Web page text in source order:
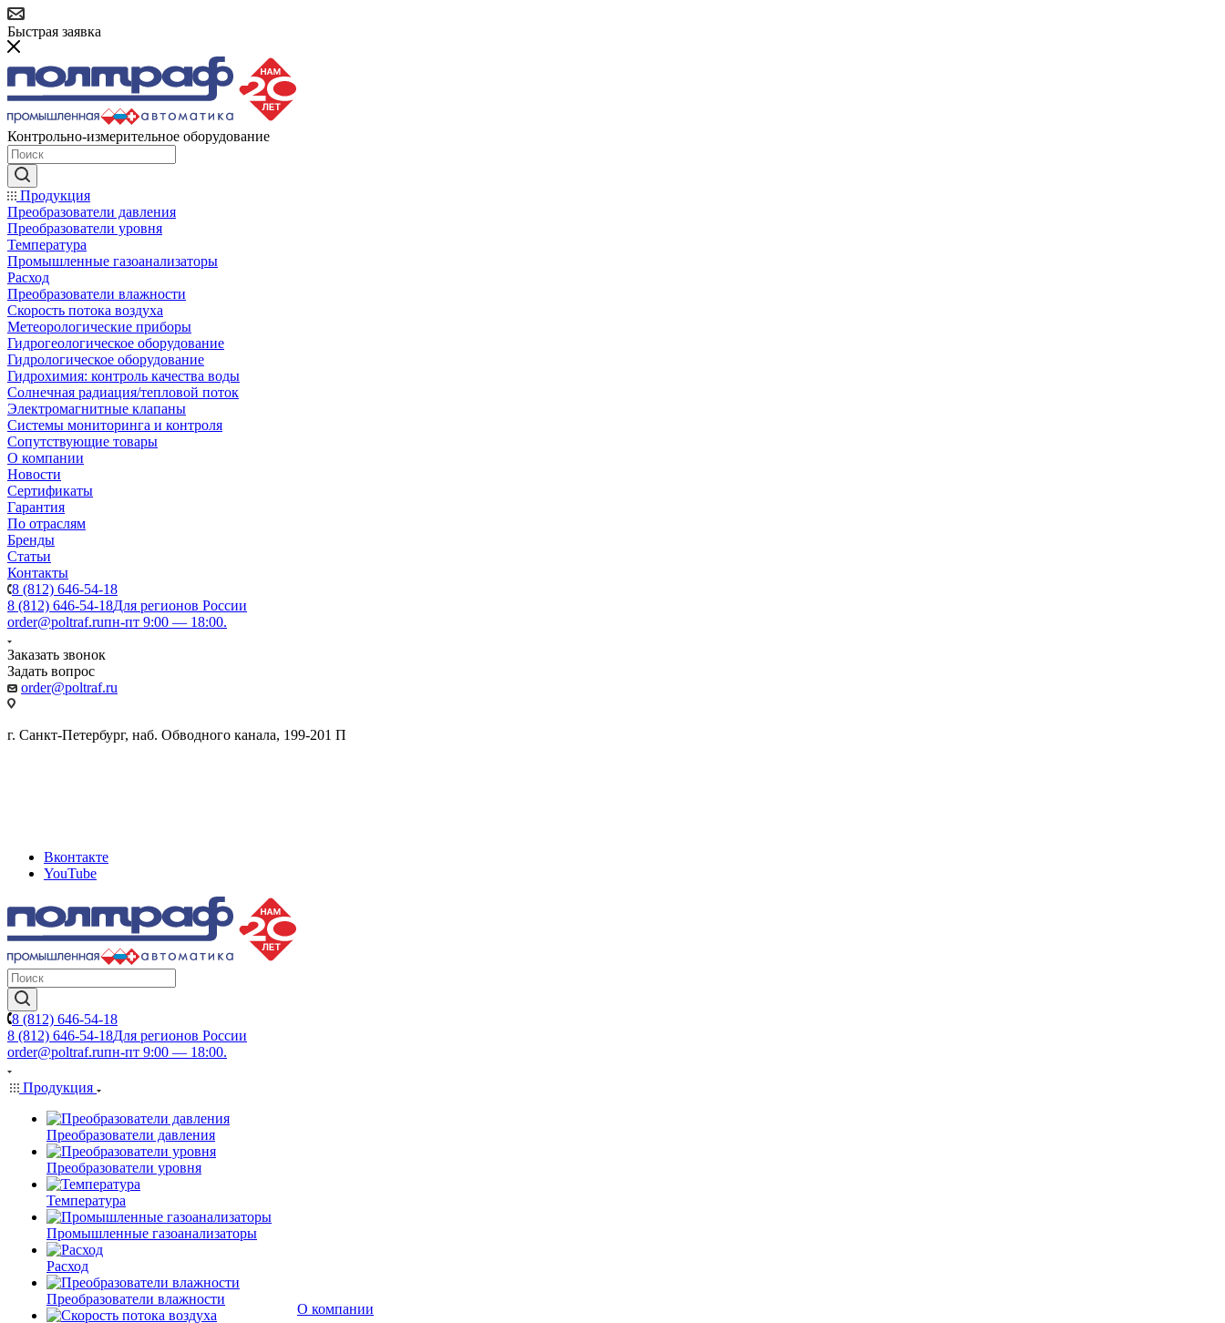
Быстрая заявка
Контрольно-измерительное оборудование
Продукция
Преобразователи давления
Преобразователи уровня
Температура
Промышленные газоанализаторы
Расход
Преобразователи влажности
Скорость потока воздуха
Метеорологические приборы
Гидрогеологическое оборудование
Гидрологическое оборудование
Гидрохимия: контроль качества воды
Солнечная радиация/тепловой поток
Электромагнитные клапаны
Системы мониторинга и контроля
Сопутствующие товары
О компании
Новости
Сертификаты
Гарантия
По отраслям
Бренды
Статьи
Контакты
8 (812) 646-54-18
8 (812) 646-54-18Для регионов России
order@poltraf.ruпн-пт 9:00 — 18:00.
Заказать звонок
Задать вопрос
order@poltraf.ru
г. Санкт-Петербург, наб. Обводного канала, 199-201 П
Вконтакте
YouTube
8 (812) 646-54-18
8 (812) 646-54-18Для регионов России
order@poltraf.ruпн-пт 9:00 — 18:00.
Продукция
Преобразователи давления
Преобразователи уровня
Температура
Промышленные газоанализаторы
Расход
Преобразователи влажности
О компании